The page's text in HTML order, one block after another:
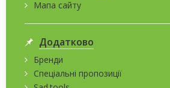
Мапа сайту
Додатково
Бренди
Спеціальні пропозиції